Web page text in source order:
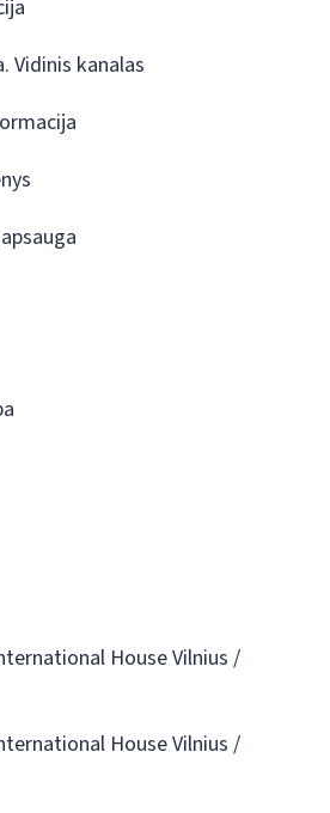
Vidinis kanalas
House Vilnius /
House Vilnius /